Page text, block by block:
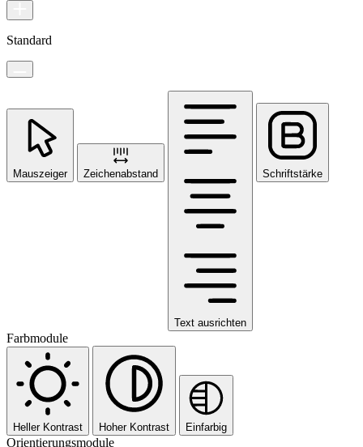
Standard
Mauszeiger Zeichenabstand
Text ausrichten
Schriftstärke
Farbmodule
Heller Kontrast Hoher Kontrast Einfarbig
Orientierungsmodule